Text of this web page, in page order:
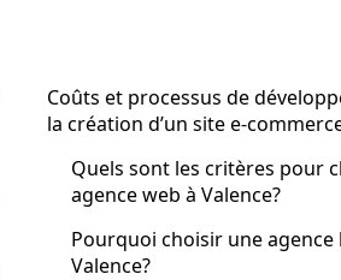
Coûts et processus de
la création d’un site e-
Quels sont les critères pour
agence web à Valence?
Pourquoi choisir une agence
Valence?